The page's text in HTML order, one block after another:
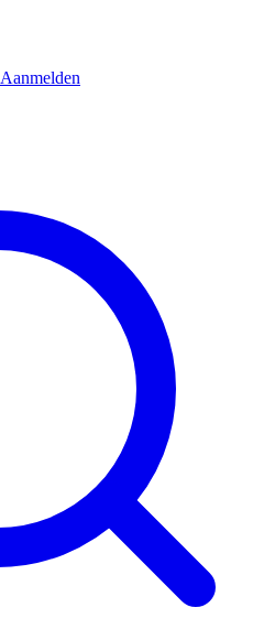
Aanmelden